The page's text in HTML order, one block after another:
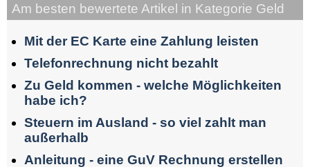
Am besten bewertete Artikel in Kategorie Geld
Mit der EC Karte eine Zahlung leisten
Telefonrechnung nicht bezahlt
Zu Geld kommen - welche Möglichkeiten
habe ich?
Steuern im Ausland - so viel zahlt man
außerhalb
Anleitung - eine GuV Rechnung erstellen